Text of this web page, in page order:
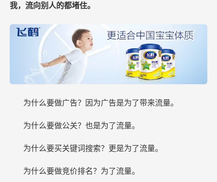
我，流向别人的都堵住。
为什么要做广告？因为广告是为了带来流量。
为什么要做公关？也是为了流量。
为什么要买关键词搜索？更是为了流量。
为什么要做竞价排名？为了流量。